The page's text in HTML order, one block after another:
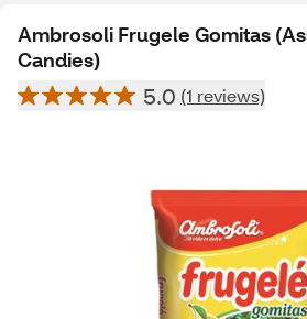
Ambrosoli Frugele Gomitas
Candies)
5.0 (1 reviews)